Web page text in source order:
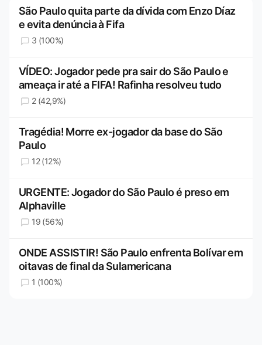
São Paulo quita parte da dívida com Enzo Díaz
e evita denúncia à Fifa
3 (100%)
VÍDEO: Jogador pede pra sair do São Paulo e
ameaça ir até a FIFA! Rafinha resolveu tudo
2 (42,9%)
Tragédia! Morre ex-jogador da base do São
Paulo
12 (12%)
URGENTE: Jogador do São Paulo é preso em
Alphaville
19 (56%)
ONDE ASSISTIR! São Paulo enfrenta Bolívar em
oitavas de final da Sulamericana
1 (100%)